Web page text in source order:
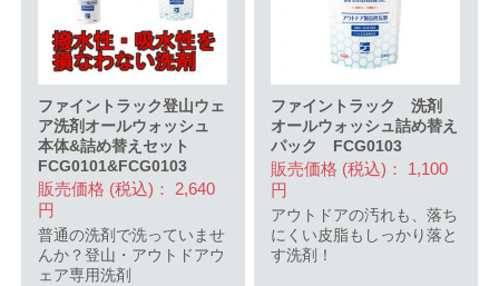
ファイントラック登山ウェ
ア洗剤オールウォッシュ
本体&詰め替えセット
FCG0101&FCG0103
販売価格 (税込)： 2,640
円
普通の洗剤で洗っていませ
んか？登山・アウトドアウ
ェア専用洗剤
ファイントラック 洗剤
オールウォッシュ詰め替え
パック FCG0103
販売価格 (税込)： 1,100
円
アウトドアの汚れも、落ち
にくい皮脂もしっかり落と
す洗剤！